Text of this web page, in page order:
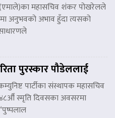
महासचिव शंकर पोखरेलले
अनुभवको अभाव हुँदा त्यसको
पुरस्कार पौडेललाई
पार्टीका संस्थापक महासचिव
४८औँ स्मृति दिवसका अवसरमा